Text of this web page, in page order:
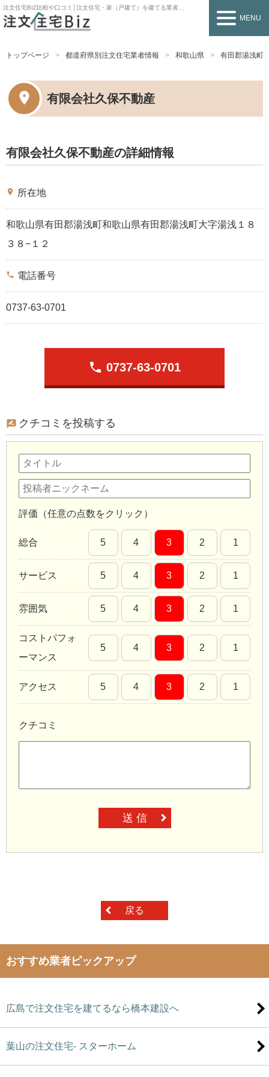
注文住宅BIZ比較や口コミ│注文住宅・家（戸建て）を建てる業者を探すなら
MENU
トップページ 都道府県別注文住宅業者情報 和歌山県 有田郡湯浅町
有限会社久保不動産
有限会社久保不動産の詳細情報
place 所在地
和歌山県有田郡湯浅町和歌山県有田郡湯浅町大字湯浅１８
３８−１２
phone 電話番号
0737-63-0701
phone 0737-63-0701
クチコミを投稿する
評価（任意の点数をクリック）
総合 5 4 3 2 1
サービス 5 4 3 2 1
雰囲気 5 4 3 2 1
コストパフォ
ーマンス
5 4 3 2 1
アクセス 5 4 3 2 1
クチコミ
送 信
戻る
おすすめ業者ピックアップ
広島で注文住宅を建てるなら橋本建設へ
葉山の注文住宅- スターホーム